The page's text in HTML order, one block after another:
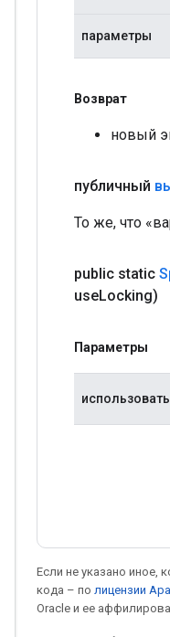
параметры
Возврат
новый
публичный
То же, что
public static
useLocking)
Параметры
Если не указано иное,
кода – по лицензии
Oracle и ее